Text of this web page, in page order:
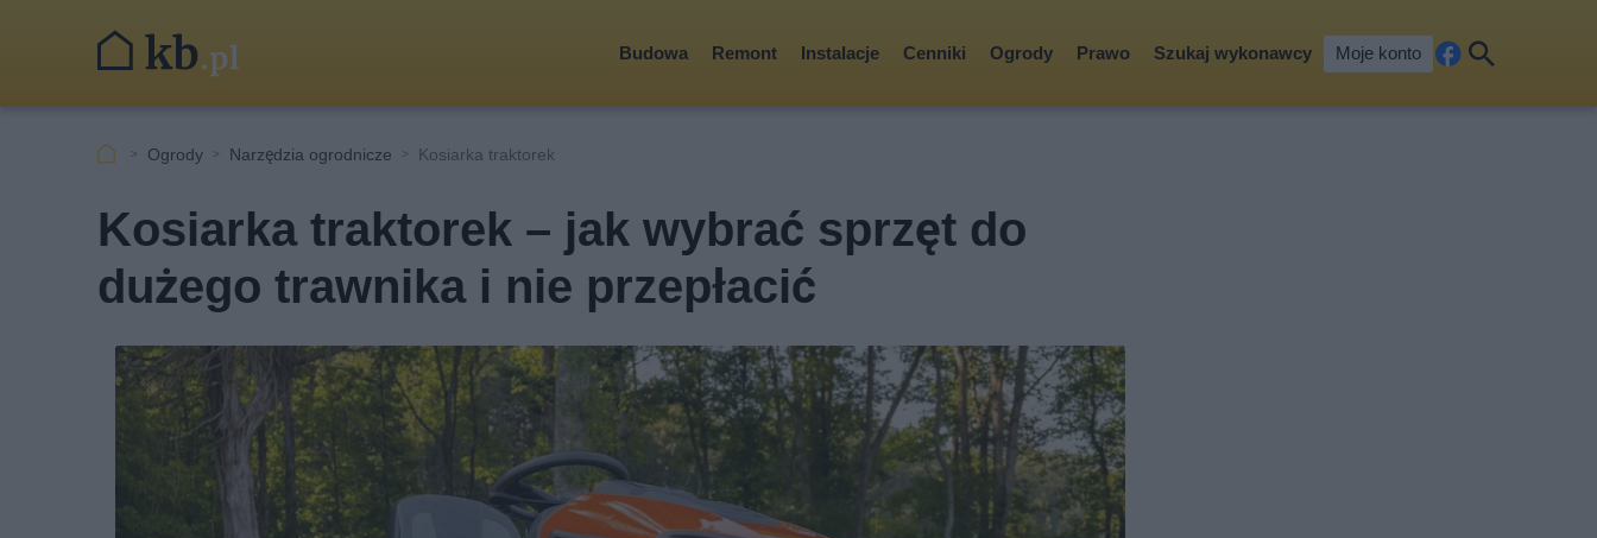
Budowa Remont Instalacje Cenniki Ogrody Prawo Szukaj wykonawcy Moje konto
cebkaj
Ogrody Narzędzia ogrodnicze Kosiarka traktorek
Kosiarka traktorek – jak wybrać sprzęt do
dużego trawnika i nie przepłacić